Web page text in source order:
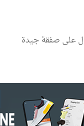
على صفقة جيدة